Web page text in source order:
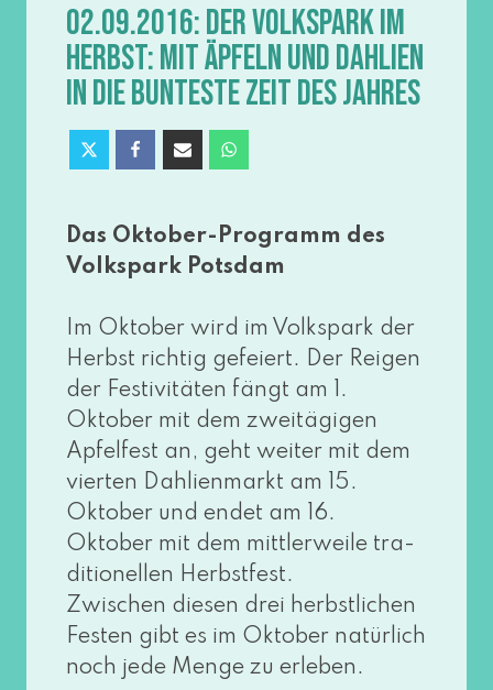
02.09.2016: DER VOLKSPARK IM
HERBST: MIT ÄPFELN UND DAHLIEN
IN DIE BUNTESTE ZEIT DES JAHRES
Das Oktober-Programm des
Volkspark Potsdam
Im Oktober wird im Volkspark der
Herbst rich­tig gefei­ert. Der Reigen
der Festivitäten fängt am 1.
Oktober mit dem zwei­tä­gi­gen
Apfelfest an, geht wei­ter mit dem
vier­ten Dahlienmarkt am 15.
Oktober und endet am 16.
Oktober mit dem mitt­ler­wei­le tra­
di­tio­nel­len Herbstfest.
Zwischen die­sen drei herbst­li­chen
Festen gibt es im Oktober natür­lich
noch jede Menge zu erle­ben.